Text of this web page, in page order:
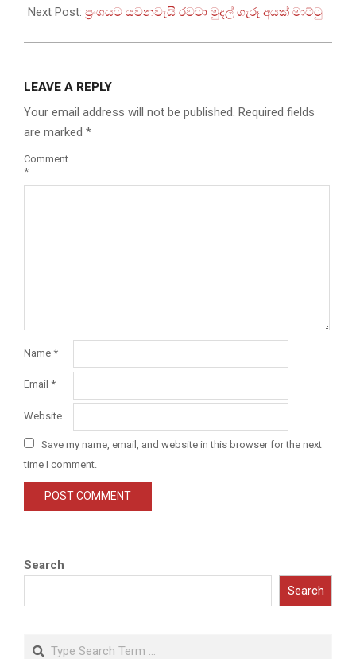
09
Next Post: ප්‍රංශයට යවනවැයි රවටා මුදල් ගැරූ අයක් මාට්ටු
LEAVE A REPLY
Your email address will not be published. Required fields
are marked *
Comment
*
Name *
Email *
Website
Save my name, email, and website in this browser for the next
time I comment.
Search
Search
Search